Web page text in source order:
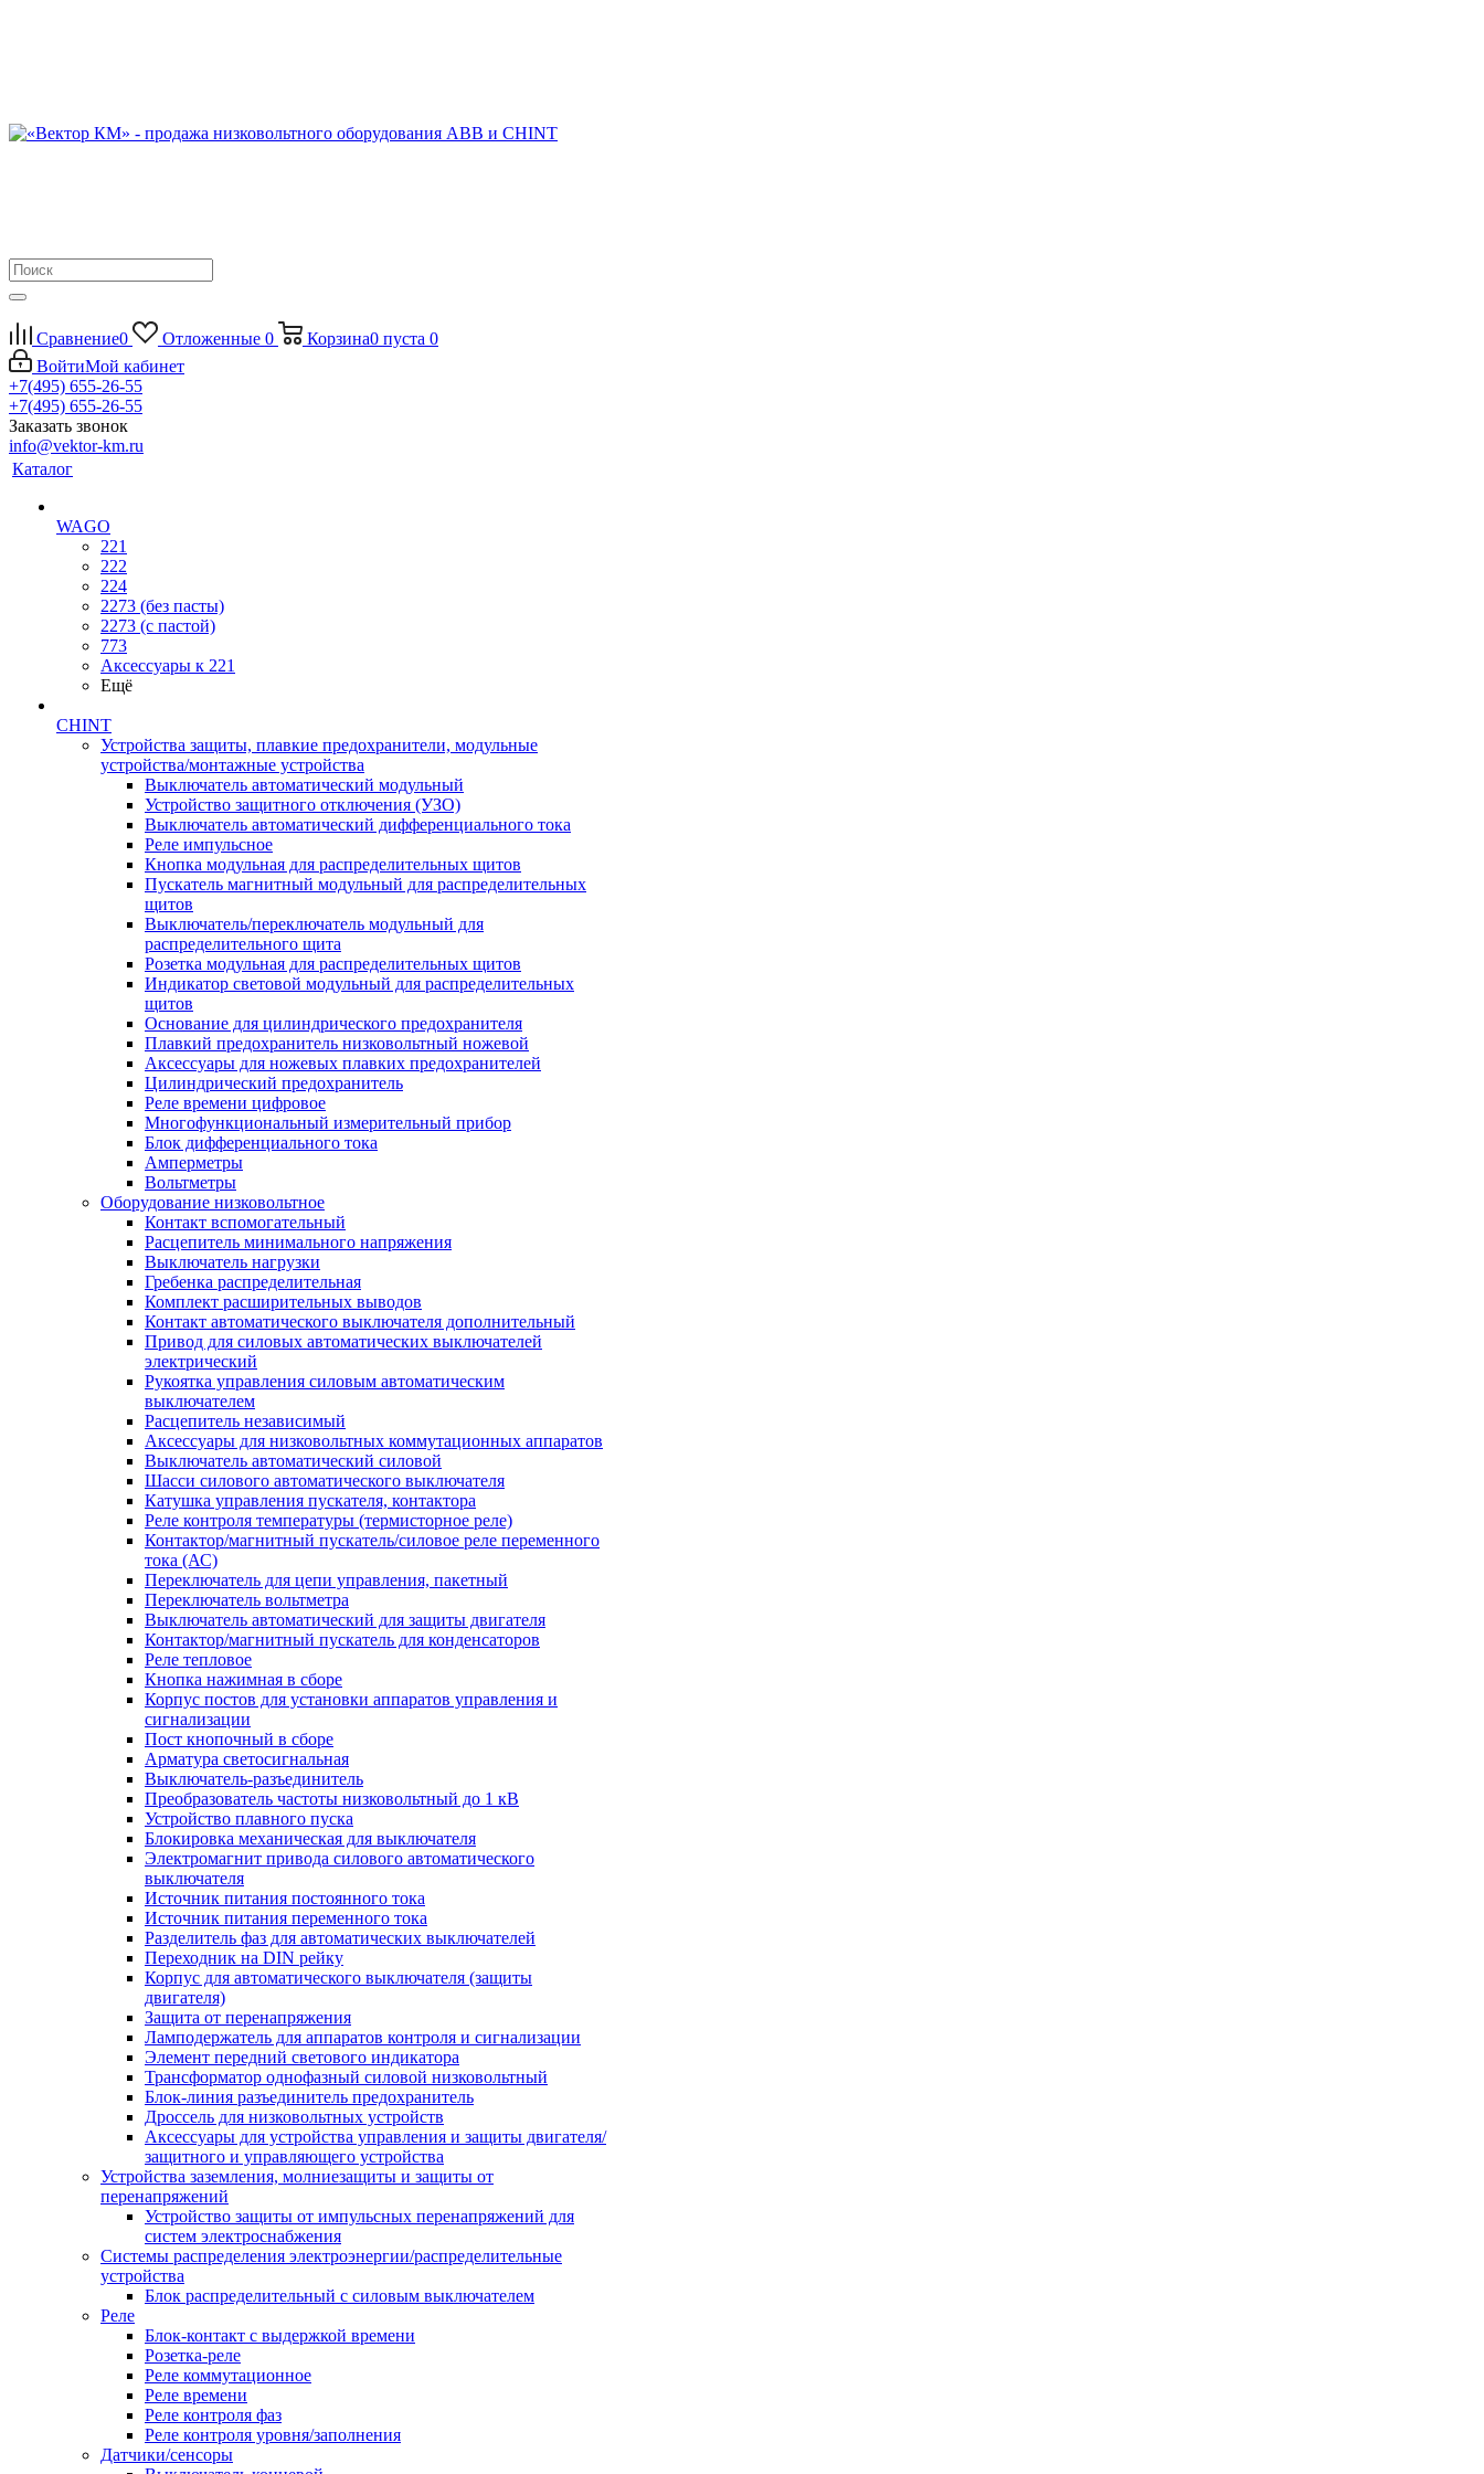
Сравнение0 Отложенные 0 Корзина0 пуста 0
ВойтиМой кабинет
+7(495) 655-26-55
+7(495) 655-26-55
Заказать звонок
info@vektor-km.ru
Каталог
WAGO
221
222
224
2273 (без пасты)
2273 (с пастой)
773
Аксессуары к 221
Ещё
CHINT
Устройства защиты, плавкие предохранители, модульные
устройства/монтажные устройства
Выключатель автоматический модульный
Устройство защитного отключения (УЗО)
Выключатель автоматический дифференциального тока
Реле импульсное
Кнопка модульная для распределительных щитов
Пускатель магнитный модульный для распределительных
щитов
Выключатель/переключатель модульный для
распределительного щита
Розетка модульная для распределительных щитов
Индикатор световой модульный для распределительных
щитов
Основание для цилиндрического предохранителя
Плавкий предохранитель низковольтный ножевой
Аксессуары для ножевых плавких предохранителей
Цилиндрический предохранитель
Реле времени цифровое
Многофункциональный измерительный прибор
Блок дифференциального тока
Амперметры
Вольтметры
Оборудование низковольтное
Контакт вспомогательный
Расцепитель минимального напряжения
Выключатель нагрузки
Гребенка распределительная
Комплект расширительных выводов
Контакт автоматического выключателя дополнительный
Привод для силовых автоматических выключателей
электрический
Рукоятка управления силовым автоматическим
выключателем
Расцепитель независимый
Аксессуары для низковольтных коммутационных аппаратов
Выключатель автоматический силовой
Шасси силового автоматического выключателя
Катушка управления пускателя, контактора
Реле контроля температуры (термисторное реле)
Контактор/магнитный пускатель/силовое реле переменного
тока (АС)
Переключатель для цепи управления, пакетный
Переключатель вольтметра
Выключатель автоматический для защиты двигателя
Контактор/магнитный пускатель для конденсаторов
Реле тепловое
Кнопка нажимная в сборе
Корпус постов для установки аппаратов управления и
сигнализации
Пост кнопочный в сборе
Арматура светосигнальная
Выключатель-разъединитель
Преобразователь частоты низковольтный до 1 кВ
Устройство плавного пуска
Блокировка механическая для выключателя
Электромагнит привода силового автоматического
выключателя
Источник питания постоянного тока
Источник питания переменного тока
Разделитель фаз для автоматических выключателей
Переходник на DIN рейку
Корпус для автоматического выключателя (защиты
двигателя)
Защита от перенапряжения
Ламподержатель для аппаратов контроля и сигнализации
Элемент передний светового индикатора
Трансформатор однофазный силовой низковольтный
Блок-линия разъединитель предохранитель
Дроссель для низковольтных устройств
Аксессуары для устройства управления и защиты двигателя/
защитного и управляющего устройства
Устройства заземления, молниезащиты и защиты от
перенапряжений
Устройство защиты от импульсных перенапряжений для
систем электроснабжения
Системы распределения электроэнергии/распределительные
устройства
Блок распределительный с силовым выключателем
Реле
Блок-контакт с выдержкой времени
Розетка-реле
Реле коммутационное
Реле времени
Реле контроля фаз
Реле контроля уровня/заполнения
Датчики/сенсоры